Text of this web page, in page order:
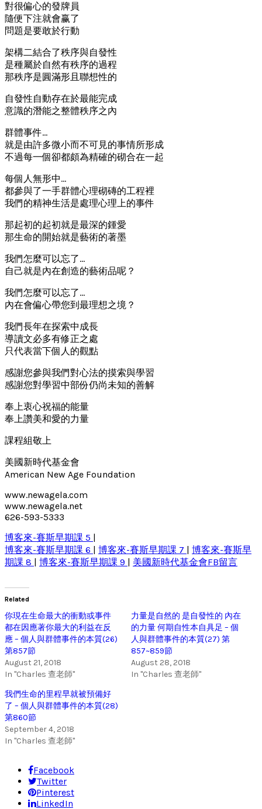
對很偏心的發牌員
隨便下注就會赢了
問題是要敢於行動
架構二結合了秩序與自發性
是種屬於自然有秩序的過程
那秩序是圓滿形且聯想性的
自發性自動存在於最能完成
意識的潛能之整體秩序之內
群體事件…
就是由許多微小而不可見的事情所形成
不過每一個卻都頗為精確的砌合在一起
每個人無形中…
都參與了一手群體心理砌磚的工程裡
我們的精神生活是處理心理上的事件
那起初的起初就是最深的鍾愛
那生命的開始就是藝術的著墨
我們怎麼可以忘了…
自己就是內在創造的藝術品呢？
我們怎麼可以忘了…
內在會偏心帶您到最理想之境？
我們長年在探索中成長
導讀文必多有修正之處
只代表當下個人的觀點
感謝您參與我們對心法的摸索與學習
感謝您對學習中部份仍尚未知的善解
奉上衷心祝福的能量
奉上讚美和愛的力量
課程組敬上
美國新時代基金會
American New Age Foundation
www.newagela.com
www.newagela.net
626-593-5333
博客來-賽斯早期課 5
博客來-賽斯早期課 6
博客來-賽斯早期課 7
博客來-賽斯早
期課 8
博客來-賽斯早期課 9 美國新時代基金會FB留言
Related
你現在生命最大的衝動或事件
都在因應著你最大的利益在反
應 – 個人與群體事件的本質(26)
第857節
August 21, 2018
In "Charles 查老師"
力量是自然的 是自發性的 內在
的力量 何期自性本自具足 – 個
人與群體事件的本質(27) 第
857~859節
August 28, 2018
In "Charles 查老師"
我們生命的里程早就被預備好
了 – 個人與群體事件的本質(28)
第860節
September 4, 2018
In "Charles 查老師"
Facebook
Twitter
Pinterest
LinkedIn